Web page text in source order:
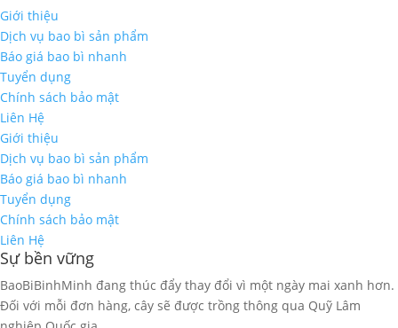
Giới thiệu
Dịch vụ bao bì sản phẩm
Báo giá bao bì nhanh
Tuyển dụng
Chính sách bảo mật
Liên Hệ
Giới thiệu
Dịch vụ bao bì sản phẩm
Báo giá bao bì nhanh
Tuyển dụng
Chính sách bảo mật
Liên Hệ
Sự bền vững
BaoBiBinhMinh đang thúc đẩy thay đổi vì một ngày mai xanh hơn.
Đối với mỗi đơn hàng, cây sẽ được trồng thông qua Quỹ Lâm